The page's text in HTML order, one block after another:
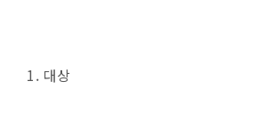
1. 대상